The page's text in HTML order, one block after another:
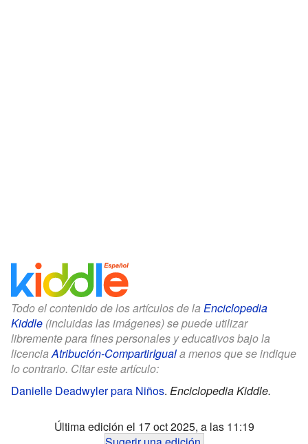
Todo el contenido de los artículos de la Enciclopedia
Kiddle (incluidas las imágenes) se puede utilizar
libremente para fines personales y educativos bajo la
licenciaAtribución-CompartirIguala menos que se indique
lo contrario. Citar este artículo:
Danielle Deadwyler para Niños. Enciclopedia Kiddle.
Última edición el 17 oct 2025, a las 11:19